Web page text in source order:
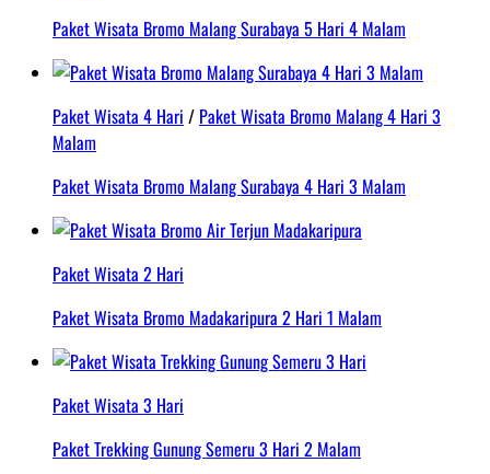
Paket Wisata Bromo Malang Surabaya 5 Hari 4 Malam
Paket Wisata 4 Hari / Paket Wisata Bromo Malang 4 Hari 3
Malam
Paket Wisata Bromo Malang Surabaya 4 Hari 3 Malam
Paket Wisata 2 Hari
Paket Wisata Bromo Madakaripura 2 Hari 1 Malam
Paket Wisata 3 Hari
Paket Trekking Gunung Semeru 3 Hari 2 Malam